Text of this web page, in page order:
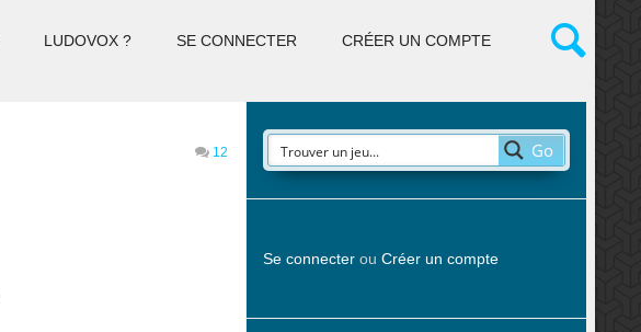
LUDOVOX ? SE CONNECTER CRÉER UN COMPTE
12 Go
Se connecterou Créer un compte